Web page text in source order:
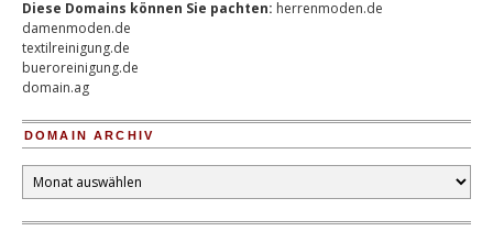
Diese Domains können Sie pachten: herrenmoden.de
damenmoden.de
textilreinigung.de
bueroreinigung.de
domain.ag
DOMAIN ARCHIV
Domain
Archiv